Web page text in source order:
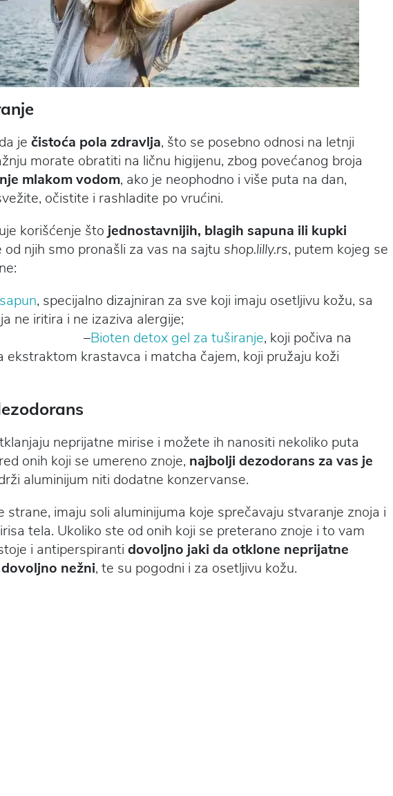
je čistoća pola zdravlja, što se posebno odnosi na letnji
morate obratiti na ličnu higijenu, zbog povećanog broja
mlakom vodom, ako je neophodno i više puta na dan,
očistite i rashladite po vrućini.
korišćenje što jednostavnijih, blagih sapuna ili kupki
od njih smo pronašli za vas na sajtu shop.lilly.rs, putem kojeg se
, specijalno dizajniran za sve koji imaju osetljivu kožu, sa
koja ne iritira i ne izaziva alergije;
Bioten detox gel za tuširanje, koji počiva na
ekstraktom krastavca i matcha čajem, koji pružaju koži
neprijatne mirise i možete ih nanositi nekoliko puta
onih koji se umereno znoje, najbolji dezodorans za vas je
aluminijum niti dodatne konzervanse.
strane, imaju soli aluminijuma koje sprečavaju stvaranje znoja i
tela. Ukoliko ste od onih koji se preterano znoje i to vam
i antiperspiranti dovoljno jaki da otklone neprijatne
nežni, te su pogodni i za osetljivu kožu.